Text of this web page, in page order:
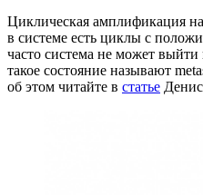
Циклическая амплификация
в системе есть циклы с
часто система не может
такое состояние называют
об этом читайте в статье